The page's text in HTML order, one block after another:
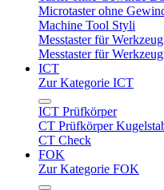
Microtaster ohne
Machine Tool Styli
Messtaster für
Messtaster für
ICT
Zur Kategorie ICT
ICT Prüfkörper
CT Prüfkörper
CT Check
FOK
Zur Kategorie FOK